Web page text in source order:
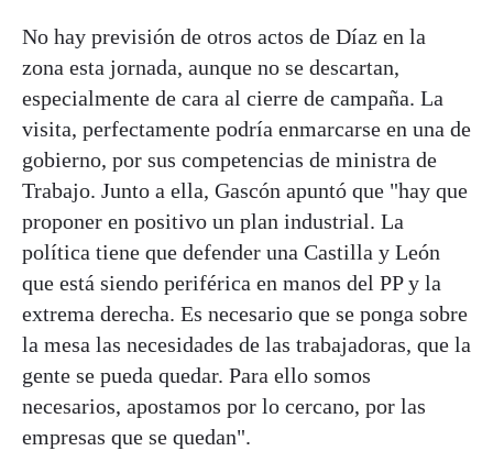
No hay previsión de otros actos de Díaz en la
zona esta jornada, aunque no se descartan,
especialmente de cara al cierre de campaña. La
visita, perfectamente podría enmarcarse en una de
gobierno, por sus competencias de ministra de
Trabajo. Junto a ella, Gascón apuntó que "hay que
proponer en positivo un plan industrial. La
política tiene que defender una Castilla y León
que está siendo periférica en manos del PP y la
extrema derecha. Es necesario que se ponga sobre
la mesa las necesidades de las trabajadoras, que la
gente se pueda quedar. Para ello somos
necesarios, apostamos por lo cercano, por las
empresas que se quedan".